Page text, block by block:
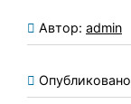
Автор: admin